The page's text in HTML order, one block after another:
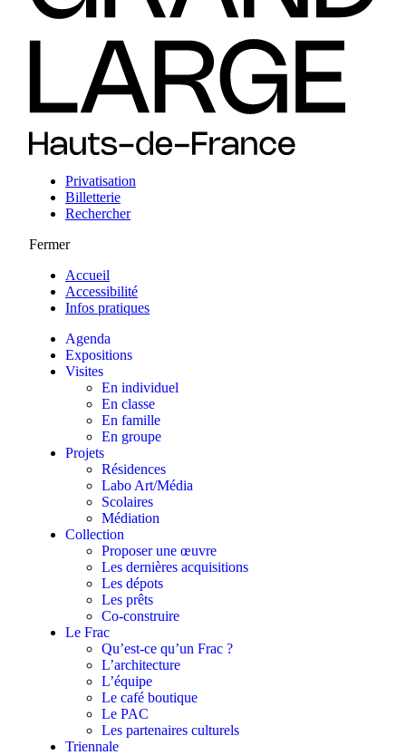
Privatisation
Billetterie
Rechercher
Fermer
Accueil
Accessibilité
Infos pratiques
Agenda
Expositions
Visites
En individuel
En classe
En famille
En groupe
Projets
Résidences
Labo Art/Média
Scolaires
Médiation
Collection
Proposer une œuvre
Les dernières acquisitions
Les dépots
Les prêts
Co-construire
Le Frac
Qu’est-ce qu’un Frac ?
L’architecture
L’équipe
Le café boutique
Le PAC
Les partenaires culturels
Triennale